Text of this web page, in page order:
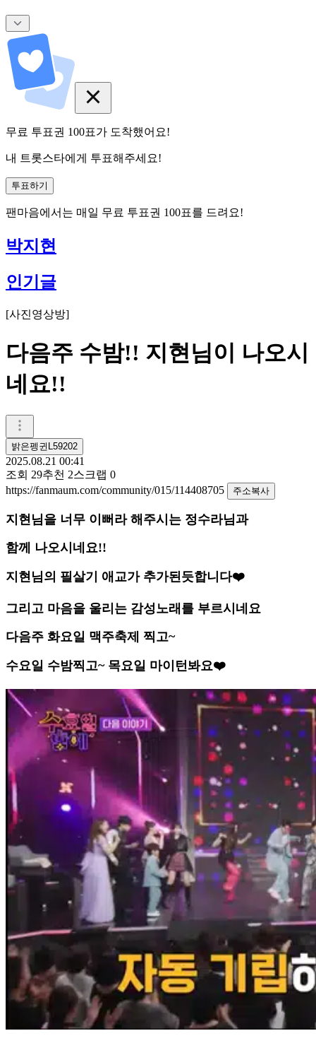
무료 투표권 100표가 도착했어요!
내 트롯스타에게 투표해주세요!
투표하기
팬마음에서는 매일 무료 투표권 100표를 드려요!
박지현
인기글
[사진영상방]
다음주 수밤!! 지현님이 나오시
네요!!
밝은펭귄L59202
2025.08.21 00:41
조회 29추천 2스크랩 0
https://fanmaum.com/community/015/114408705
주소복사
지현님을 너무 이뻐라 해주시는 정수라님과
함께 나오시네요!!
지현님의 필살기 애교가 추가된듯합니다❤️
그리고 마음을 울리는 감성노래를 부르시네요
다음주 화요일 맥주축제 찍고~
수요일 수밤찍고~ 목요일 마이턴봐요❤️